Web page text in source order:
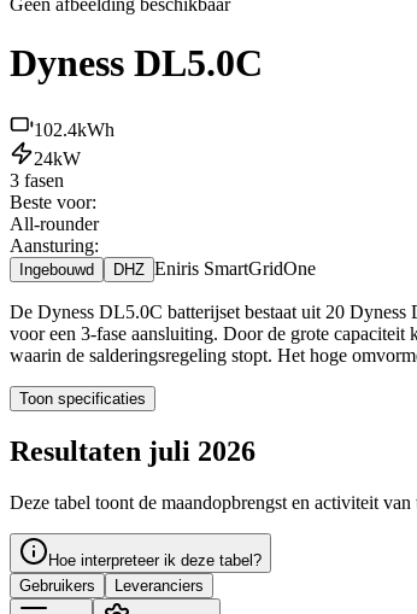
Geen afbeelding beschikbaar
Dyness DL5.0C
102.4kWh
24kW
3 fasen
Beste voor:
All-rounder
Aansturing:
Ingebouwd DHZ Eniris SmartGridOne
De Dyness DL5.0C batterijset bestaat uit 20
voor een 3-fase aansluiting. Door de grote
waarin de salderingsregeling stopt. Het hoge
Toon specificaties
Resultaten juli 2026
Deze tabel toont de maandopbrengst en activiteit
Hoe interpreteer ik deze tabel?
Gebruikers
Leveranciers